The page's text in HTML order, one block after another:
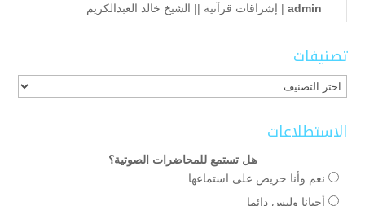
admin
| إشراقات قرآنية || الشيخ خالد العبدالكريم
تصنيفات
تصنيفات
الاستطلاعات
هل تستمع للمحاضرات الصوتية؟
نعم وأنا حريص على استماعها
أحيانا وليس دائما